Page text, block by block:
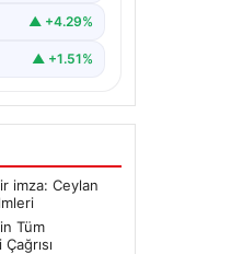
▲ +4.29%
▲ +1.51%
imza: Ceylan
Tüm